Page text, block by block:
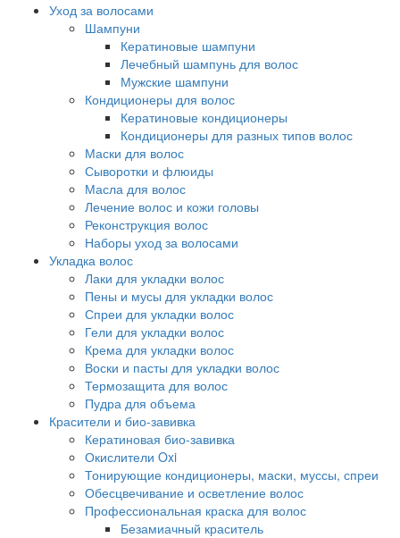
Уход за волосами
Шампуни
Кератиновые шампуни
Лечебный шампунь для волос
Мужские шампуни
Кондиционеры для волос
Кератиновые кондиционеры
Кондиционеры для разных типов волос
Маски для волос
Сыворотки и флюиды
Масла для волос
Лечение волос и кожи головы
Реконструкция волос
Наборы уход за волосами
Укладка волос
Лаки для укладки волос
Пены и мусы для укладки волос
Спреи для укладки волос
Гели для укладки волос
Крема для укладки волос
Воски и пасты для укладки волос
Термозащита для волос
Пудра для объема
Красители и био-завивка
Кератиновая био-завивка
Окислители Oxi
Тонирующие кондиционеры, маски, муссы, спреи
Обесцвечивание и осветление волос
Профессиональная краска для волос
Безамиачный краситель